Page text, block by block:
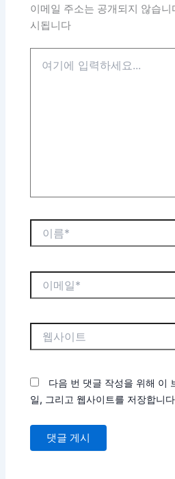
이메일 주소는 공개되지 않습니
시됩니다
다음 번 댓글 작성을 위해 이
일, 그리고 웹사이트를 저장합니